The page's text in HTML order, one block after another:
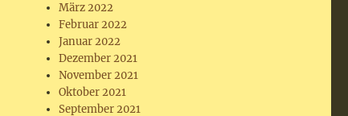
März 2022
Februar 2022
Januar 2022
Dezember 2021
November 2021
Oktober 2021
September 2021